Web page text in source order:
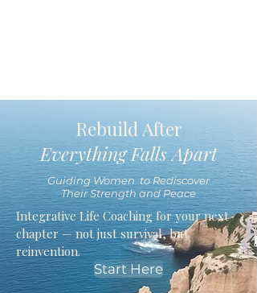
Rebuild After
Everything Falls Apart
Guiding Women to Rediscover
Their Strength and Peace
Integrative Life Coaching for your next
chapter — not just survival, but
reinvention.
Start Here